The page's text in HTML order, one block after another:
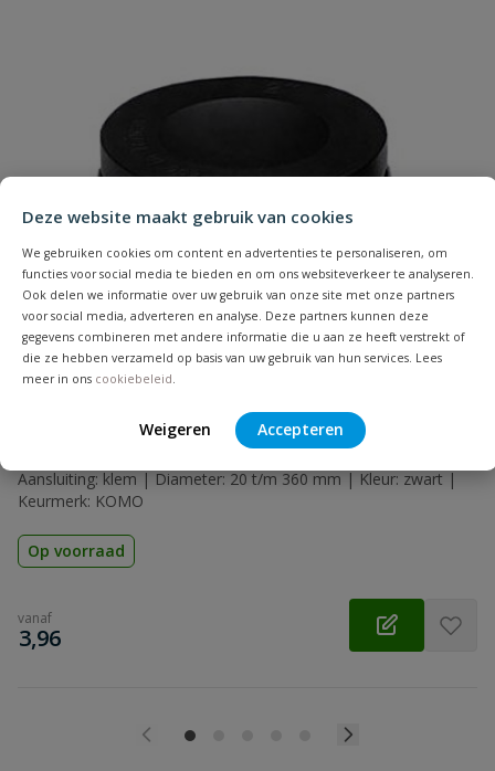
Deze website maakt gebruik van cookies
We gebruiken cookies om content en advertenties te personaliseren, om
functies voor social media te bieden en om ons websiteverkeer te analyseren.
Ook delen we informatie over uw gebruik van onze site met onze partners
voor social media, adverteren en analyse. Deze partners kunnen deze
gegevens combineren met andere informatie die u aan ze heeft verstrekt of
die ze hebben verzameld op basis van uw gebruik van hun services. Lees
meer in ons cookiebeleid
Weigeren Accepteren
Samenvatting
Beoordeling
Beoordeling versturen
Aansluiting: klem | Diameter: 20 t/m 360 mm | Kleur: zwart |
Keurmerk: KOMO
Op voorraad
vanaf
€
3,96